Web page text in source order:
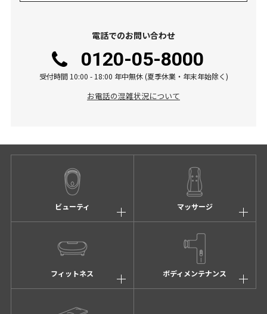
電話でのお問い合わせ
0120-05-8000
受付時間 10:00 - 18:00 年中無休 (夏季休業・年末年始除く)
お電話の混雑状況について
ビューティ マッサージ
フィットネス ボディメンテナンス